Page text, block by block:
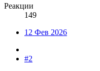
Реакции
149
12 Фев 2026
#2